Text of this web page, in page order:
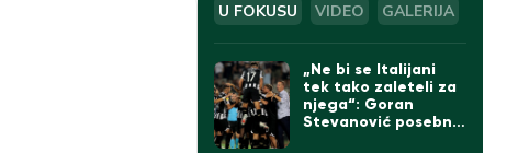
U FOKUSU VIDEO GALERIJA
„Ne bi se Italijani
tek tako zaleteli za
njega“: Goran
Stevanović posebno